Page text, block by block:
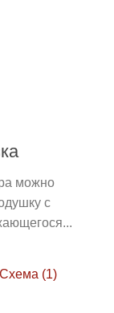
можно
с